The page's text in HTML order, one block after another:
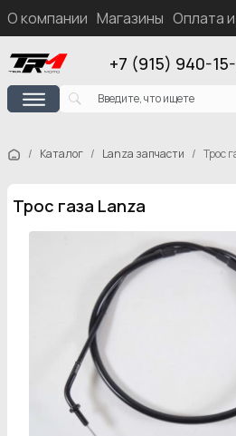
О компании Магазины Оплата
+7 (915) 940-
Каталог Lanza запчасти Трос
Трос газа Lanza